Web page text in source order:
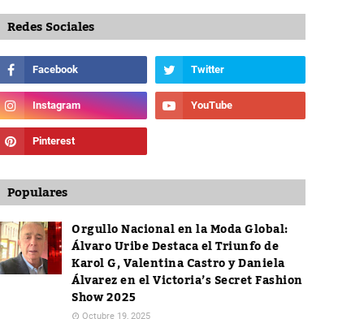
Redes Sociales
Populares
Orgullo Nacional en la Moda Global:
Álvaro Uribe Destaca el Triunfo de
Karol G, Valentina Castro y Daniela
Álvarez en el Victoria’s Secret Fashion
Show 2025
Octubre 19, 2025